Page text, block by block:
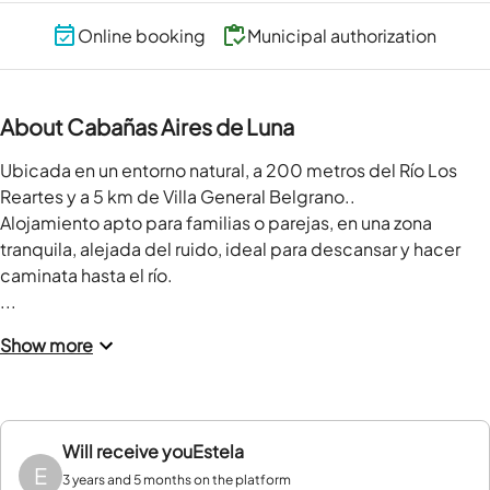
Online booking Municipal authorization
About Cabañas Aires de Luna
Ubicada en un entorno natural, a 200 metros del Río Los
Reartes y a 5 km de Villa General Belgrano..
Alojamiento apto para familias o parejas, en una zona
tranquila, alejada del ruido, ideal para descansar y hacer
caminata hasta el río.
...
Show more
E
Will receive youEstela
3 years and 5 months on the platform